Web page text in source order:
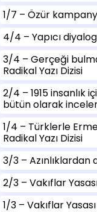
1/7 – Özür
4/4 – Yapıcı
3/4 – Gerçeği
Radikal Yazı Dizisi
2/4 – 1915 insanlık
bütün olarak
1/4 – Türklerle
Radikal Yazı Dizisi
3/3 – Azınlıklardan
2/3 – Vakıflar
1/3 – Vakıflar